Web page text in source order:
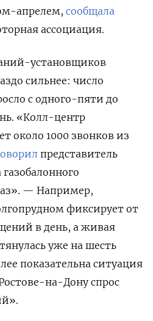
апрелем, сообщала
ассоциация.
установщиков
сильнее: число
с одного-пяти до
«Колл-центр
около 1000 звонков из
представитель
— Например,
фиксирует от
в день, а живая
уже на шесть
показательна ситуация
на-Дону спрос